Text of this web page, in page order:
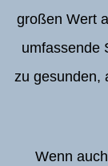
großen Wert
umfassende
zu gesunden,
Wenn